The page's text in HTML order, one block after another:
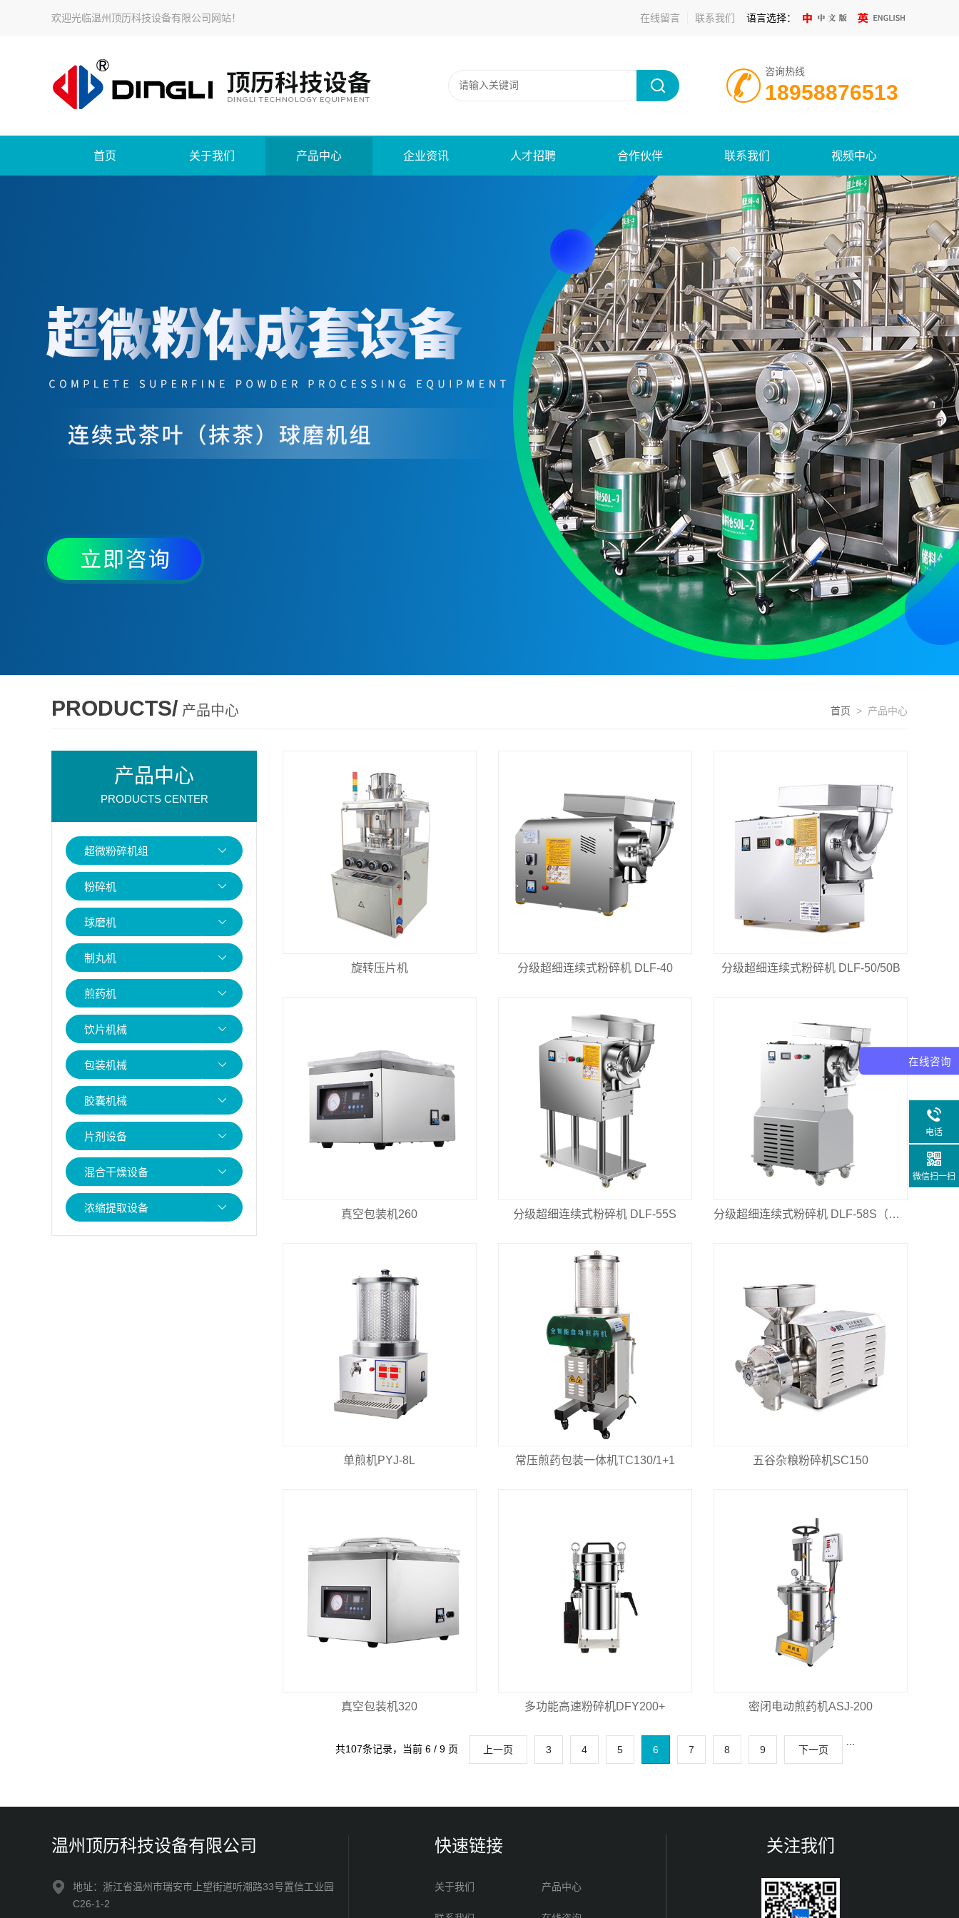
欢迎光临温州顶历科技设备有限公司网站！ 在线留言 联系我们 语言选择：
咨询热线
18958876513
首页 关于我们 产品中心 企业资讯 人才招聘 合作伙伴 联系我们 视频中心
PRODUCTS/ 产品中心 首页 > 产品中心
产品中心
PRODUCTS CENTER
超微粉碎机组
粉碎机
球磨机
制丸机
煎药机
饮片机械
包装机械
胶囊机械
片剂设备
混合干燥设备
浓缩提取设备
旋转压片机 分级超细连续式粉碎机 DLF-40 分级超细连续式粉碎机 DLF-50/50B
真空包装机260 分级超细连续式粉碎机 DLF-55S 分级超细连续式粉碎机 DLF-58S（水冷）
单煎机PYJ-8L 常压煎药包装一体机TC130/1+1 五谷杂粮粉碎机SC150
真空包装机320 多功能高速粉碎机DFY200+ 密闭电动煎药机ASJ-200
共107条记录，当前 6 / 9 页 上一页 3 4 5 6 7 8 9 下一页
温州顶历科技设备有限公司
地址：浙江省温州市瑞安市上望街道听潮路33号置信工业园
C26-1-2
快速链接
关于我们 产品中心
关注我们
电话
微信扫一扫
在线咨询